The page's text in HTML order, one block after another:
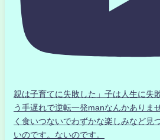
親は子育てに失敗した」子は人生に失
う手遅れで逆転一発manなんかありま
く食いつないでわずかな楽しみなど見
いのです。ないのです。